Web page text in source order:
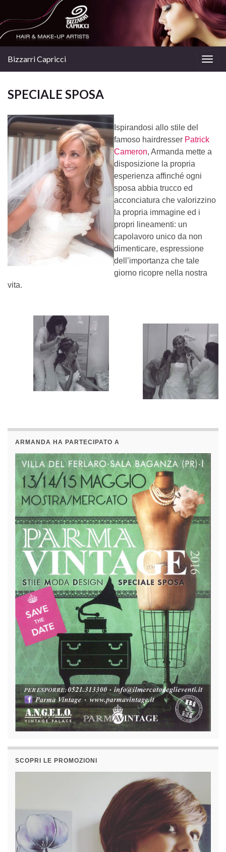
Bizzarri Capricci
SPECIALE SPOSA
Ispirandosi allo stile del
famoso hairdresser Patrick
Cameron, Armanda mette a
disposizione la propria
esperienza affinché ogni
sposa abbia trucco ed
acconciatura che valorizzino
la propria immagine ed i
propri lineamenti: un
capolavoro unico da non
dimenticare, espressione
dell’importanza che tale
giorno ricopre nella nostra
vita.
ARMANDA HA PARTECIPATO A
SCOPRI LE PROMOZIONI